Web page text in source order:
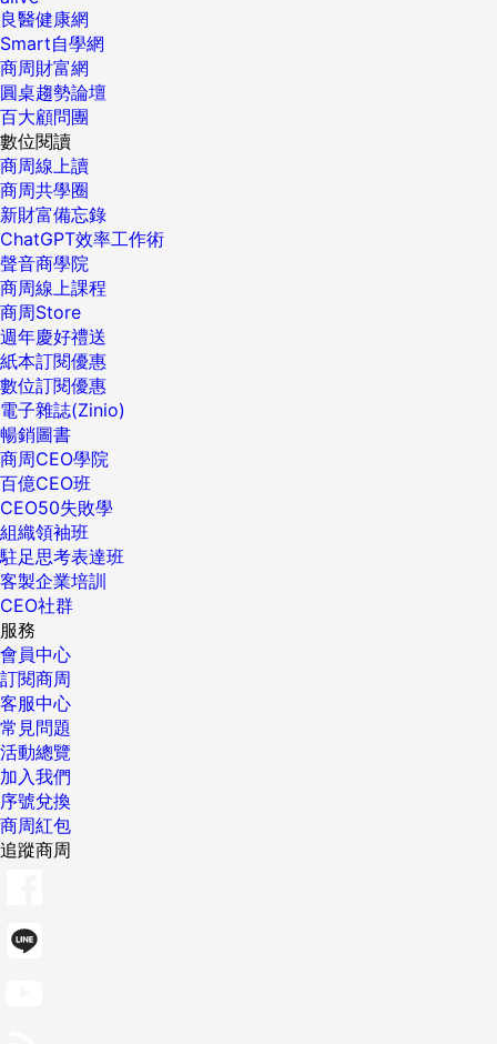
良醫健康網
Smart自學網
商周財富網
圓桌趨勢論壇
百大顧問團
數位閱讀
商周線上讀
商周共學圈
新財富備忘錄
ChatGPT效率工作術
聲音商學院
商周線上課程
商周Store
週年慶好禮送
紙本訂閱優惠
數位訂閱優惠
電子雜誌(Zinio)
暢銷圖書
商周CEO學院
百億CEO班
CEO50失敗學
組織領袖班
駐足思考表達班
客製企業培訓
CEO社群
服務
會員中心
訂閱商周
客服中心
常見問題
活動總覽
加入我們
序號兌換
商周紅包
追蹤商周